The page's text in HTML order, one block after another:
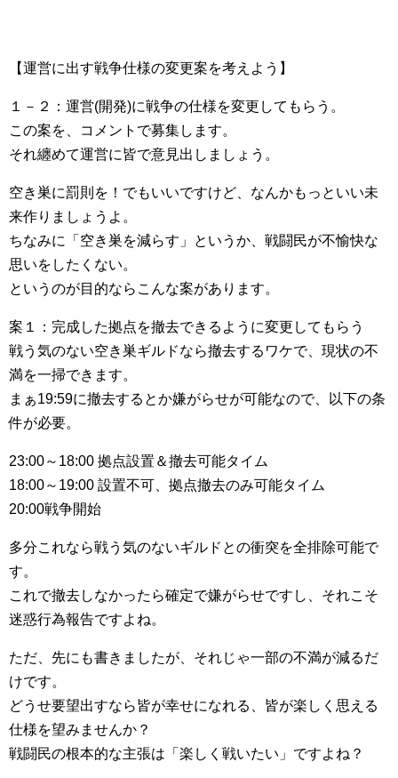
【運営に出す戦争仕様の変更案を考えよう】
１－２：運営(開発)に戦争の仕様を変更してもらう。
この案を、コメントで募集します。
それ纏めて運営に皆で意見出しましょう。
空き巣に罰則を！でもいいですけど、なんかもっといい未
来作りましょうよ。
ちなみに「空き巣を減らす」というか、戦闘民が不愉快な
思いをしたくない。
というのが目的ならこんな案があります。
案１：完成した拠点を撤去できるように変更してもらう
戦う気のない空き巣ギルドなら撤去するワケで、現状の不
満を一掃できます。
まぁ19:59に撤去するとか嫌がらせが可能なので、以下の条
件が必要。
23:00～18:00 拠点設置＆撤去可能タイム
18:00～19:00 設置不可、拠点撤去のみ可能タイム
20:00戦争開始
多分これなら戦う気のないギルドとの衝突を全排除可能で
す。
これで撤去しなかったら確定で嫌がらせですし、それこそ
迷惑行為報告ですよね。
ただ、先にも書きましたが、それじゃ一部の不満が減るだ
けです。
どうせ要望出すなら皆が幸せになれる、皆が楽しく思える
仕様を望みませんか？
戦闘民の根本的な主張は「楽しく戦いたい」ですよね？